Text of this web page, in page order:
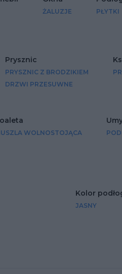
ŻALUZJE PŁYTKI
Prysznic
PRYSZNIC Z BRODZIKIEM
DRZWI PRZESUWNE
WOLNOSTOJĄCA
Kolor
JASNY